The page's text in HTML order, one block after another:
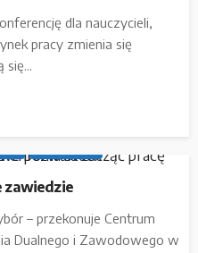
dla nauczycieli,
pracy zmienia się
się...
zawiedzie
– przekonuje Centrum
Dualnego i Zawodowego w